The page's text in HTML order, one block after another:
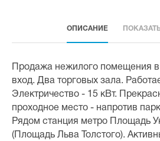
ОПИСАНИЕ
Продажа нежилого помещения
вход. Два торговых зала.
Электричество - 15 кВт.
проходное место - напротив
Рядом станция метро Площадь
(Площадь Льва Толстого).